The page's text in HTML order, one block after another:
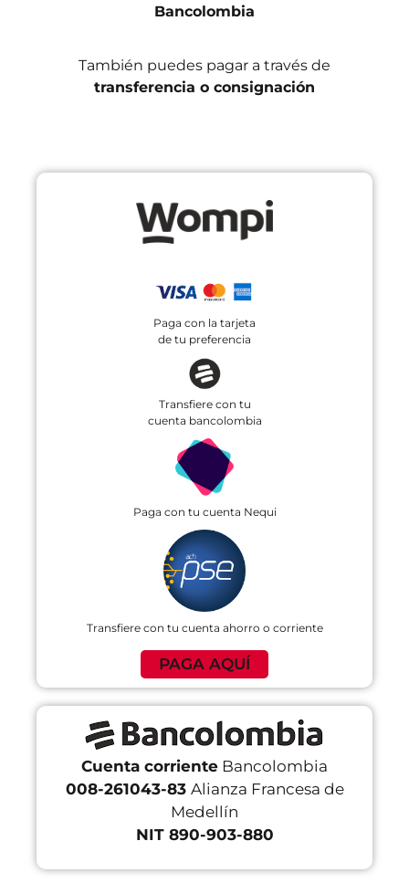
Bancolombia
También puedes pagar a través de
transferencia o consignación
Paga con la tarjeta
de tu preferencia
Transfiere con tu
cuenta bancolombia
Paga con tu cuenta Nequi
Transfiere con tu cuenta ahorro o corriente
PAGA AQUÍ
Cuenta corriente Bancolombia
008-261043-83 Alianza Francesa de
Medellín
NIT 890-903-880